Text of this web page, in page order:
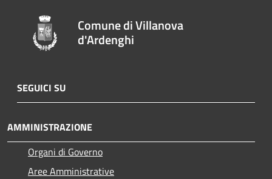
Comune di Villanova
d'Ardenghi
SEGUICI SU
AMMINISTRAZIONE
Organi di Governo
Aree Amministrative